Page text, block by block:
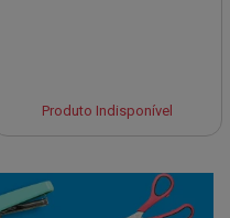
Produto Indisponível